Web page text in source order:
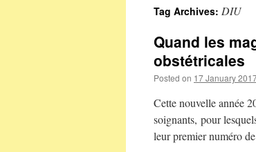
content
Tag Archives: DIU
Quand les
obstétricales
Posted on 17 January
Cette nouvelle année
soignants, pour
leur premier numéro de